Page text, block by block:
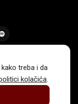
treba i da
kolačića.
korišćenja
pozorište.